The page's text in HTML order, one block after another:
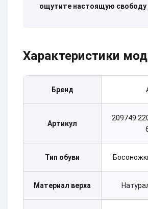
ощутите настоящую свободу
Характеристики
Бренд
Артикул
209749
Тип обуви
Материал верха